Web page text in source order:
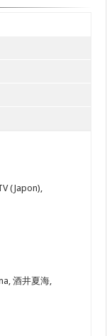
(Japon),
酒井夏海,